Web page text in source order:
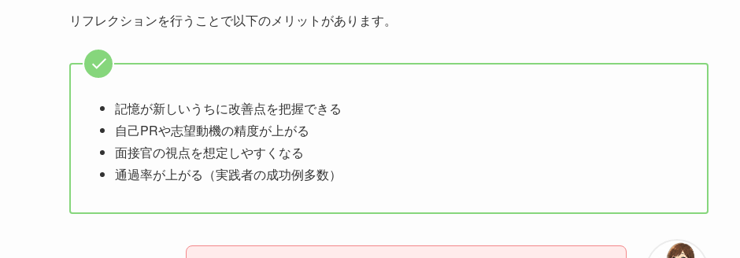
リフレクションを行うことで以下のメリットがあります。
記憶が新しいうちに改善点を把握できる
自己PRや志望動機の精度が上がる
面接官の視点を想定しやすくなる
通過率が上がる（実践者の成功例多数）